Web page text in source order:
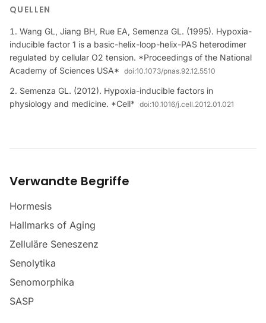
QUELLEN
Wang GL, Jiang BH, Rue EA, Semenza GL. (1995). Hypoxia-
inducible factor 1 is a basic-helix-loop-helix-PAS heterodimer
regulated by cellular O2 tension. *Proceedings of the National
Academy of Sciences USA* doi:10.1073/pnas.92.12.5510
Semenza GL. (2012). Hypoxia-inducible factors in
physiology and medicine. *Cell* doi:10.1016/j.cell.2012.01.021
Verwandte Begriffe
Hormesis
Hallmarks of Aging
Zelluläre Seneszenz
Senolytika
Senomorphika
SASP